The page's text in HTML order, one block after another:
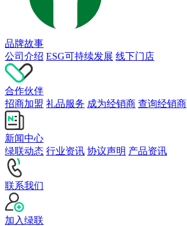
品牌故事
公司介绍 ESG可持续发展 线下门店
合作伙伴
招商加盟 礼品服务 成为经销商 查询经销商
新闻中心
绿联动态 行业资讯 协议声明 产品资讯
联系我们
加入绿联